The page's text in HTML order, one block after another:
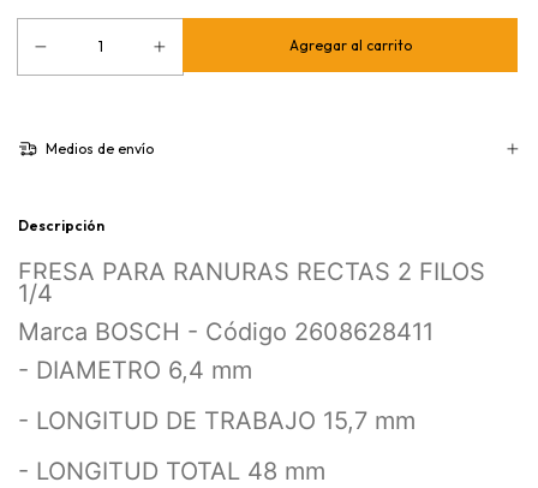
Medios de envío
Descripción
FRESA PARA RANURAS RECTAS 2 FILOS
1/4
Marca BOSCH - Código 2608628411
- DIAMETRO 6,4 mm
- LONGITUD DE TRABAJO 15,7 mm
- LONGITUD TOTAL 48 mm